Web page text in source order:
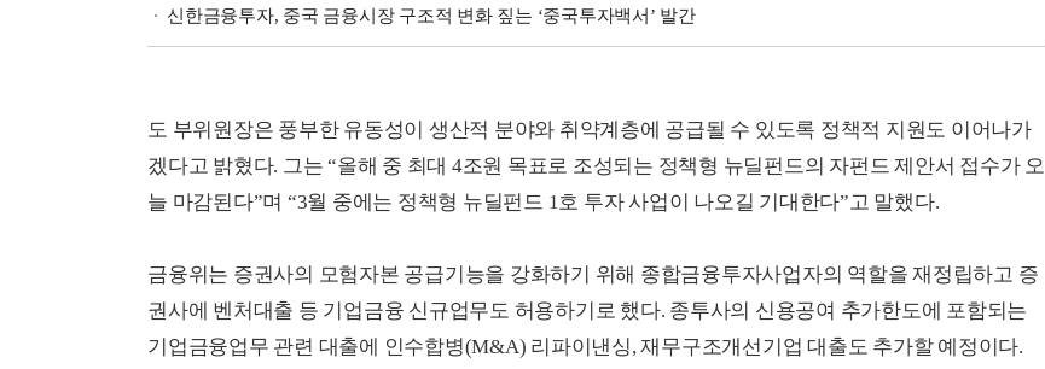
신한금융투자, 중국 금융시장 구조적 변화 짚는 ‘중국투자백서’ 발간
도 부위원장은 풍부한 유동성이 생산적 분야와 취약계층에 공급될 수 있도록 정책적 지원도 이어나가
겠다고 밝혔다. 그는 “올해 중 최대 4조원 목표로 조성되는 정책형 뉴딜펀드의 자펀드 제안서 접수가 오
늘 마감된다”며 “3월 중에는 정책형 뉴딜펀드 1호 투자 사업이 나오길 기대한다”고 말했다.
금융위는 증권사의 모험자본 공급기능을 강화하기 위해 종합금융투자사업자의 역할을 재정립하고 증
권사에 벤처대출 등 기업금융 신규업무도 허용하기로 했다. 종투사의 신용공여 추가한도에 포함되는
기업금융업무 관련 대출에 인수합병(M&A) 리파이낸싱, 재무구조개선기업 대출도 추가할 예정이다.